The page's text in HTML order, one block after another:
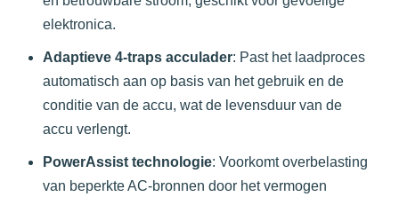
elektronica.
Adaptieve 4-traps acculader: Past het laadproces
automatisch aan op basis van het gebruik en de
conditie van de accu, wat de levensduur van de
accu verlengt.
PowerAssist technologie: Voorkomt overbelasting
van beperkte AC-bronnen door het vermogen